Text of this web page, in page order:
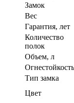
Замок
Вес
Гарантия, лет
Количество
полок
Объем, л
Огнестойкость
Тип замка
Цвет